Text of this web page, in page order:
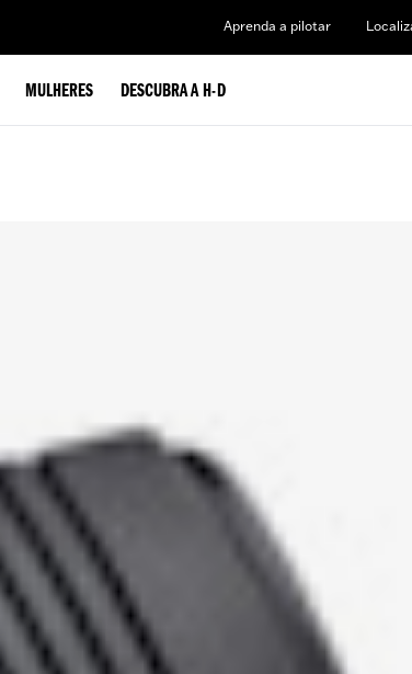
Aprenda a pilotar
MULHERES DESCUBRA A H-D